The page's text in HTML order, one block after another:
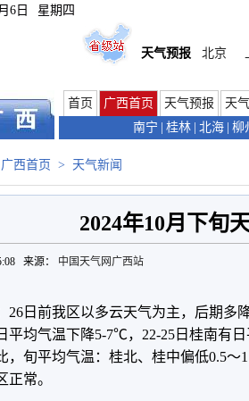
6日 星期四
天气预报 北京
首页 广西首页 天气预报
天
南宁
桂林 北海 柳
广西首页 > 天气新闻
2024年10月下旬
来源： 中国天气网广西站
26日前我区以多云天气为主，后期多
平均气温下降5-7℃，22-25日桂南有
，旬平均气温：桂北、桂中偏低0.5
正常。